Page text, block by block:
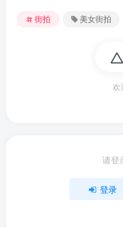
街拍 美女街拍
欢
请登
登录